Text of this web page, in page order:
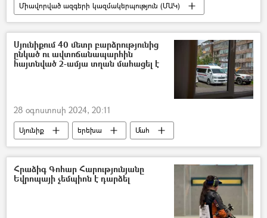
Միավորված ազգերի կազմակերպություն (ՄԱԿ)
Լիբանան
խաղաղապահ
Սյունիքում 40 մետր բարձրությունից
ընկած ու ավտոճանապարհին
հայտնված 2-ամյա տղան մահացել է
28 օգոստոսի 2024, 20:11
Սյունիք երեխա Մահ
Հրաձիգ Գոհար Հարությունյանը
Եվրոպայի չեմպիոն է դարձել